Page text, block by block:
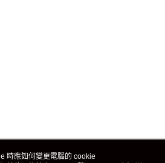
時應如何變更電腦的 cookie